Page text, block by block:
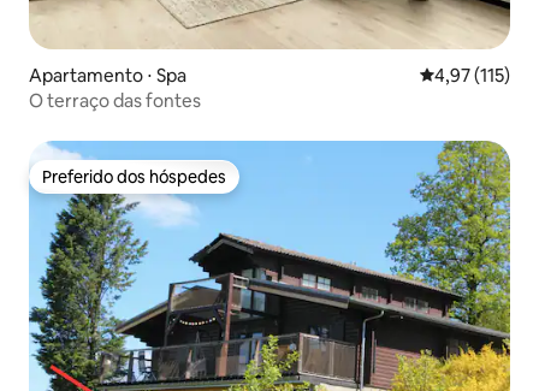
Apartamento ⋅ Spa 4,97 de uma
4,97 (115)
O terraço das fontes
Preferido dos hóspedes
Preferido dos hóspedes